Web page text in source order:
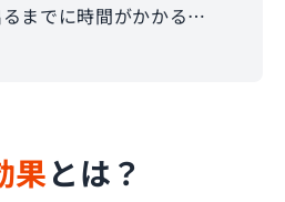
までに時間がかかる…
果とは？